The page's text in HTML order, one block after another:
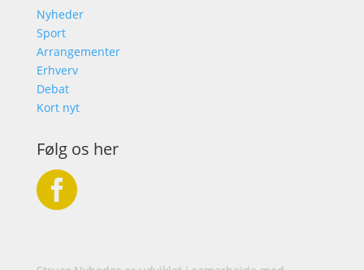
Nyheder
Sport
Arrangementer
Erhverv
Debat
Kort nyt
Følg os her
